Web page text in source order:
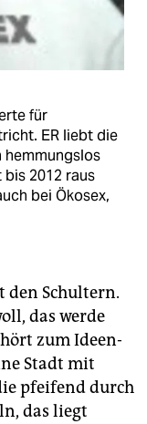
für
ER liebt die
hemmungslos
2012 raus
bei Ökosex,
den Schultern.
das werde
zum Ideen-
Stadt mit
pfeifend durch
das liegt